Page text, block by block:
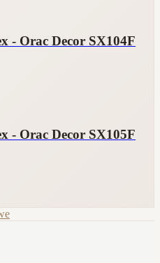
- Orac Decor SX104F
- Orac Decor SX105F